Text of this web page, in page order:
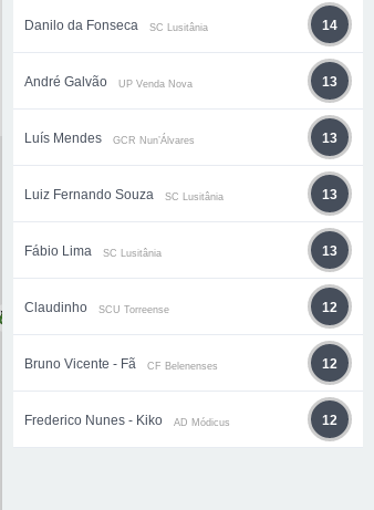
Danilo da Fonseca SC Lusitânia 14
André Galvão UP Venda Nova 13
Luís Mendes GCR Nun’Álvares 13
Luiz Fernando Souza SC Lusitânia 13
Fábio Lima SC Lusitânia 13
Claudinho SCU Torreense 12
Bruno Vicente - Fã CF Belenenses 12
Frederico Nunes - Kiko AD Módicus 12